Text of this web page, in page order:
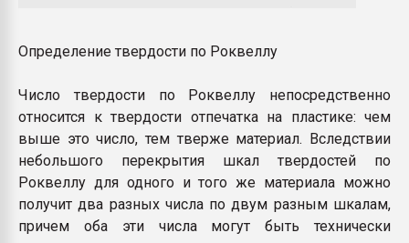
Определение твердости по Роквеллу
Число твердости по Роквеллу непосредственно
относится к твердости отпечатка на пластике: чем
выше это число, тем тверже материал. Вследствии
небольшого перекрытия шкал твердостей по
Роквеллу для одного и того же материала можно
получит два разных числа по двум разным шкалам,
причем оба эти числа могут быть технически